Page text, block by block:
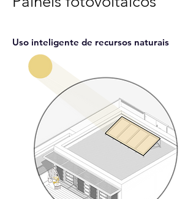
Uso inteligente de recursos naturais